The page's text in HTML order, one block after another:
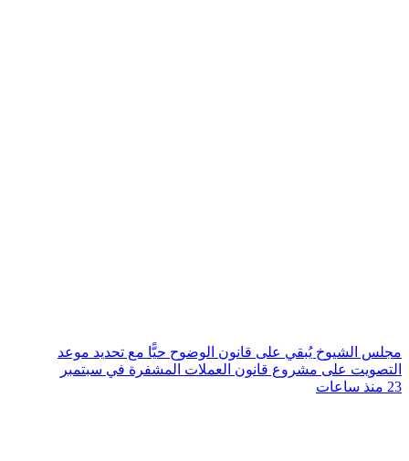
مجلس الشيوخ يُبقي على قانون الوضوح حيًّا مع تحديد موعد
التصويت على مشروع قانون العملات المشفرة في سبتمبر
23 منذ ساعات